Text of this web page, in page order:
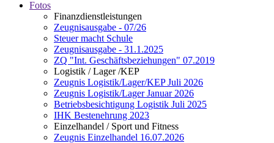
Fotos
Finanzdienstleistungen
Zeugnisausgabe - 07/26
Steuer macht Schule
Zeugnisausgabe - 31.1.2025
ZQ "Int. Geschäftsbeziehungen" 07.2019
Logistik / Lager /KEP
Zeugnis Logistik/Lager/KEP Juli 2026
Zeugnis Logistik/Lager Januar 2026
Betriebsbesichtigung Logistik Juli 2025
IHK Bestenehrung 2023
Einzelhandel / Sport und Fitness
Zeugnis Einzelhandel 16.07.2026